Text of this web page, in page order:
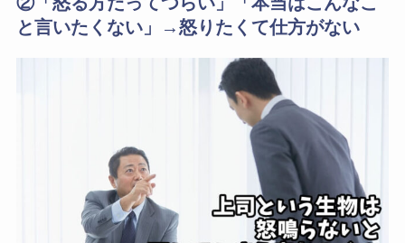
と言いたくない」→怒りたくて仕方がない